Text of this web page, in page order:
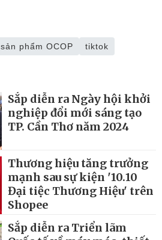
sản phẩm OCOP tiktok
Sắp diễn ra Ngày hội khởi
nghiệp đổi mới sáng tạo
TP. Cần Thơ năm 2024
Thương hiệu tăng trưởng
mạnh sau sự kiện '10.10
Đại tiệc Thương Hiệu' trên
Shopee
Sắp diễn ra Triển lãm